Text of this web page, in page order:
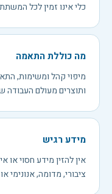
כלי אינו זמין לכל
מה כוללת התאמה
מיפוי קהל ומשימות,
ותוצרים מעולם העבודה
מידע רגיש
אין להזין מידע חסוי או
ציבורי, מדומה, אנונימי